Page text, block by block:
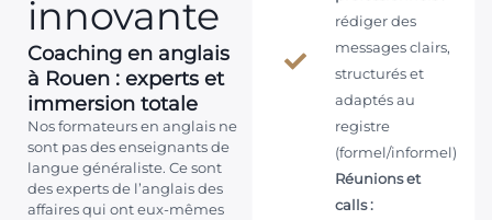
innovante
Coaching en anglais
à Rouen : experts et
immersion totale
Nos formateurs en anglais ne
sont pas des enseignants de
langue généraliste. Ce sont
des experts de l’anglais des
affaires qui ont eux-mêmes
rédiger des
messages clairs,
structurés et
adaptés au
registre
(formel/informel)
Réunions et
calls :